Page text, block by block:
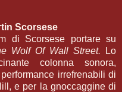
Scorsese
di Scorsese portare su
Wolf Of Wall Street.
Lo
colonna sonora,
irrefrenabili di
e per la gnoccaggine di